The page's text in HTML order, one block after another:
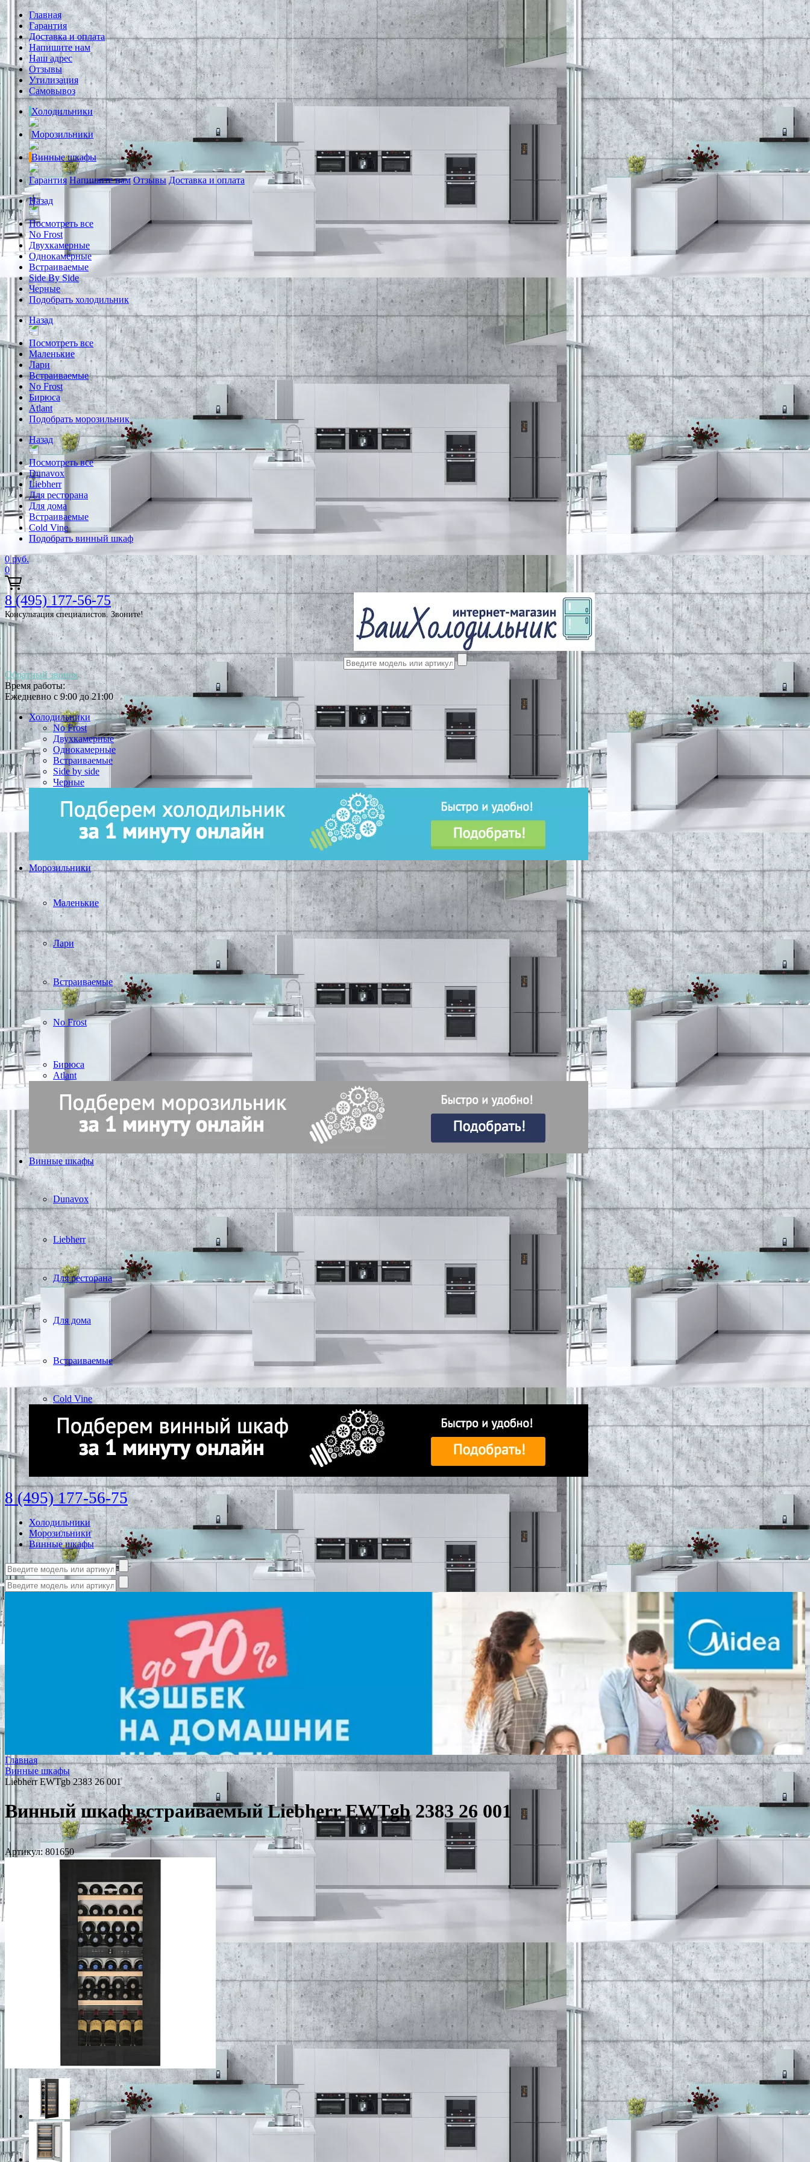
Главная
Гарантия
Доставка и оплата
Напишите нам
Наш адрес
Отзывы
Утилизация
Самовывоз
Холодильники
Морозильники
Винные шкафы
Гарантия Напишите нам Отзывы Доставка и оплата
Назад
Посмотреть все
No Frost
Двухкамерные
Однокамерные
Встраиваемые
Side By Side
Черные
Подобрать холодильник
Назад
Посмотреть все
Маленькие
Лари
Встраиваемые
No Frost
Бирюса
Atlant
Подобрать морозильник
Назад
Посмотреть все
Dunavox
Liebherr
Для ресторана
Для дома
Встраиваемые
Cold Vine
Подобрать винный шкаф
0 руб.
0
8 (495) 177-56-75
Консультация специалистов. Звоните!
Обратный звонок
Время работы:
Ежедневно с 9:00 до 21:00
Холодильники
No Frost
Двухкамерные
Однокамерные
Встраиваемые
Side by side
Черные
Морозильники
Маленькие
Лари
Встраиваемые
No Frost
Бирюса
Atlant
Винные шкафы
Dunavox
Liebherr
Для ресторана
Для дома
Встраиваемые
Cold Vine
8 (495) 177-56-75
Холодильники
Морозильники
Винные шкафы
Главная
Винные шкафы
Liebherr EWTgb 2383 26 001
Винный шкаф встраиваемый Liebherr EWTgb 2383 26 001
Артикул: 801650